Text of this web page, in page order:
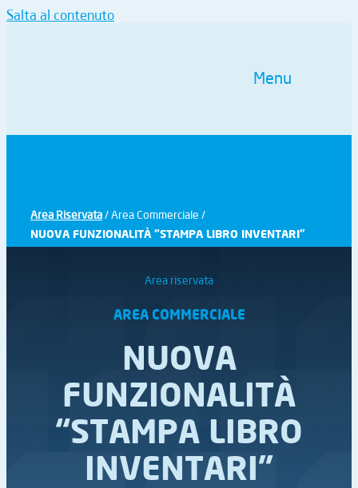
Salta al contenuto
Menu
Area Riservata/ Area Commerciale /
NUOVA FUNZIONALITÀ “STAMPA LIBRO INVENTARI”
Area riservata
AREA COMMERCIALE
NUOVA
FUNZIONALITÀ
“STAMPA LIBRO
INVENTARI”